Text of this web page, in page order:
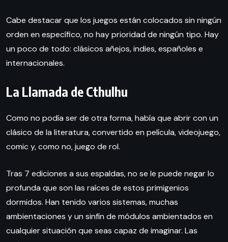
Cabe destacar que los juegos están colocados sin ningún
orden en específico, no hay prioridad de ningún tipo. Hay
un poco de todo: clásicos añejos, indies, españoles e
internacionales.
La Llamada de Cthulhu
Como no podía ser de otra forma, había que abrir con un
clásico de la literatura, convertido en película, videojuego,
comic y, como no, juego de rol.
Tras 7 ediciones a sus espaldas, no se le puede negar lo
profunda que son las raíces de estos primigenios
dormidos. Han tenido varios sistemas, muchas
ambientaciones y un sinfín de módulos ambientados en
cualquier situación que seas capaz de imaginar. Las